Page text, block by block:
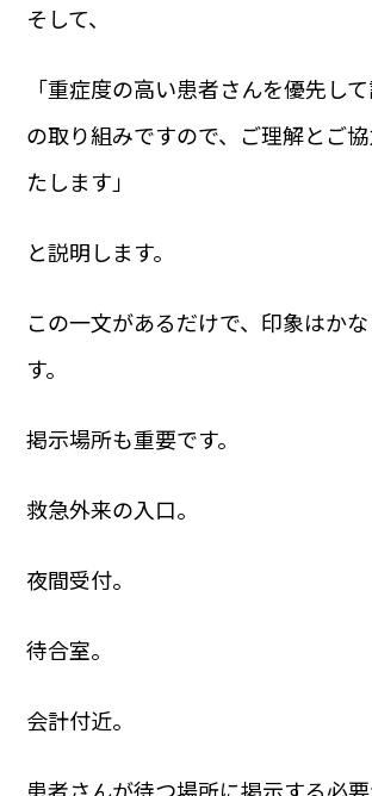
そして、
「重症度の高い患者さんを優先し
の取り組みですので、ご理解とご
たします」
と説明します。
この一文があるだけで、印象はか
す。
掲示場所も重要です。
救急外来の入口。
夜間受付。
待合室。
会計付近。
患者さんが待つ場所に掲示する必要